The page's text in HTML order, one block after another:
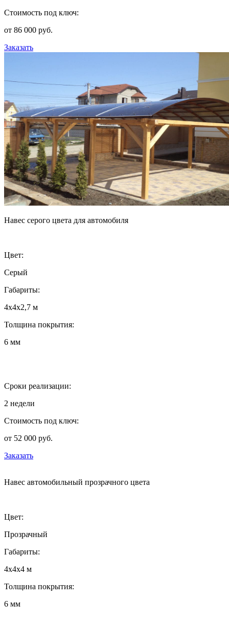
Стоимость под ключ:
от 86 000 руб.
Заказать
Навес серого цвета для автомобиля
Цвет:
Серый
Габариты:
4х4х2,7 м
Толщина покрытия:
6 мм
Сроки реализации:
2 недели
Стоимость под ключ:
от 52 000 руб.
Заказать
Навес автомобильный прозрачного цвета
Цвет:
Прозрачный
Габариты:
4х4х4 м
Толщина покрытия:
6 мм